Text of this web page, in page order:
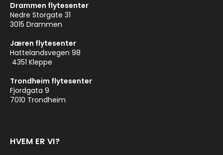
Drammen flytesenter
Nedre Storgate 31
3015 Drammen
Jæren flytesenter
Hattelandsvegen 98
4351 Kleppe
Trondheim flytesenter
Fjordgata 9
7010 Trondheim
HVEM ER VI?